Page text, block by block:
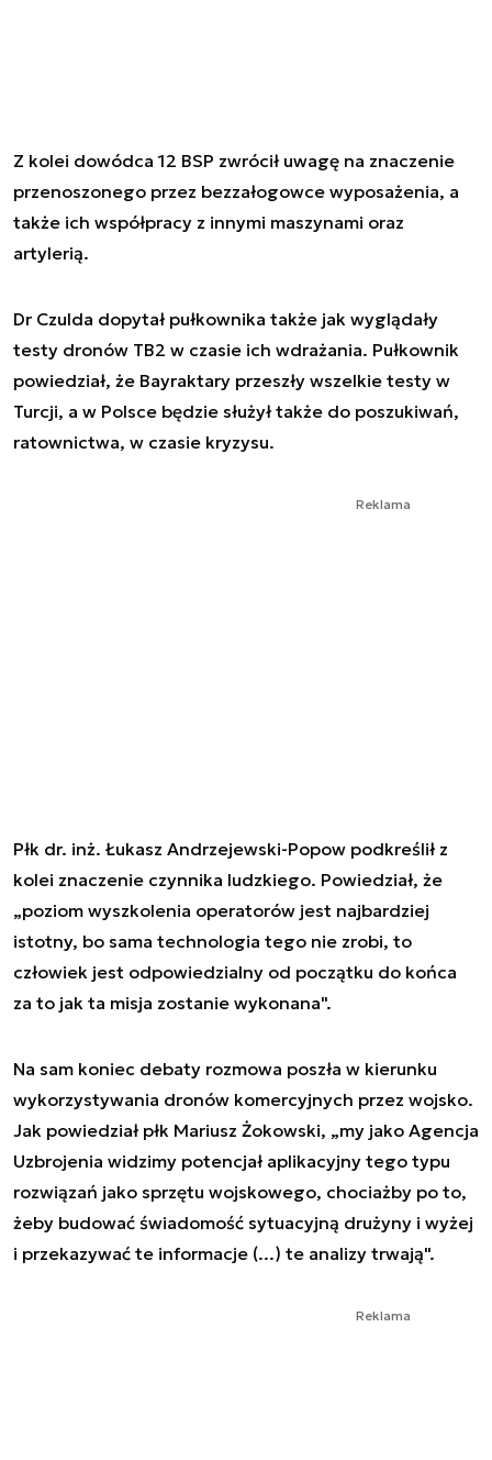
Z kolei dowódca 12 BSP zwrócił uwagę na znaczenie
przenoszonego przez bezzałogowce wyposażenia, a
także ich współpracy z innymi maszynami oraz
artylerią.
Dr Czulda dopytał pułkownika także jak wyglądały
testy dronów TB2 w czasie ich wdrażania. Pułkownik
powiedział, że Bayraktary przeszły wszelkie testy w
Turcji, a w Polsce będzie służył także do poszukiwań,
ratownictwa, w czasie kryzysu.
Reklama
Płk dr. inż. Łukasz Andrzejewski-Popow podkreślił z
kolei znaczenie czynnika ludzkiego. Powiedział, że
„poziom wyszkolenia operatorów jest najbardziej
istotny, bo sama technologia tego nie zrobi, to
człowiek jest odpowiedzialny od początku do końca
za to jak ta misja zostanie wykonana".
Na sam koniec debaty rozmowa poszła w kierunku
wykorzystywania dronów komercyjnych przez wojsko.
Jak powiedział płk Mariusz Żokowski, „my jako Agencja
Uzbrojenia widzimy potencjał aplikacyjny tego typu
rozwiązań jako sprzętu wojskowego, chociażby po to,
żeby budować świadomość sytuacyjną drużyny i wyżej
i przekazywać te informacje (...) te analizy trwają".
Reklama